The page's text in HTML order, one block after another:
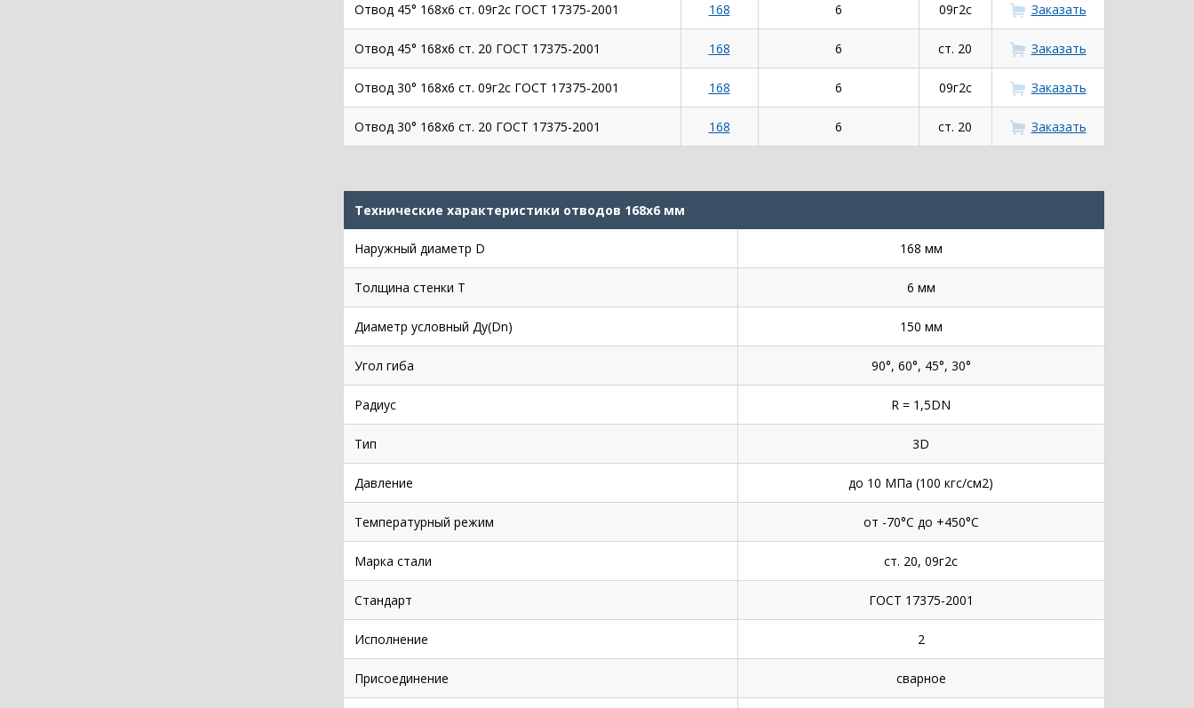
Отвод 45° 168х6 ст. 09г2с ГОСТ 17375-2001 168 6 09г2с Заказать
Отвод 45° 168х6 ст. 20 ГОСТ 17375-2001 168 6 ст. 20 Заказать
Отвод 30° 168х6 ст. 09г2с ГОСТ 17375-2001 168 6 09г2с Заказать
Отвод 30° 168х6 ст. 20 ГОСТ 17375-2001 168 6 ст. 20 Заказать
Технические характеристики отводов 168х6 мм
Наружный диаметр D 168 мм
Толщина стенки Т 6 мм
Диаметр условный Ду(Dn) 150 мм
Угол гиба 90°, 60°, 45°, 30°
Радиус R = 1,5DN
Тип 3D
Давление до 10 МПа (100 кгс/см2)
Температурный режим от -70°С до +450°С
Марка стали ст. 20, 09г2с
Стандарт ГОСТ 17375-2001
Исполнение 2
Присоединение сварное